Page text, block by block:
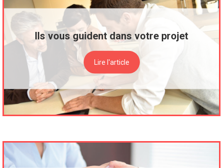
Ils vous guident dans votre projet
Lire l'article